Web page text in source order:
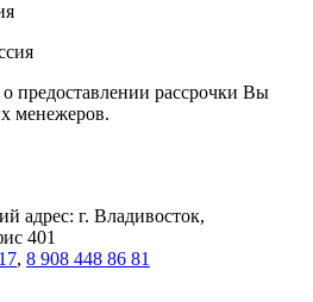
рассрочки Вы
менежеров.
адрес: г. Владивосток,
401
, 8 908 448 86 81